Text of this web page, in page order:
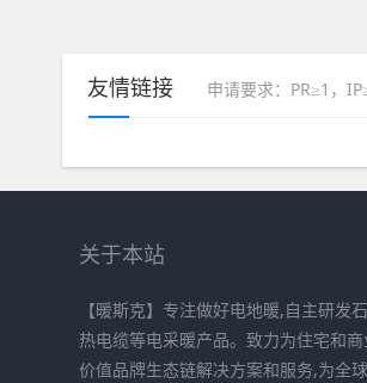
友情链接 申请要求：PR≥1，
关于本站
【暖斯克】专注做好电地暖,自主研
热电缆等电采暖产品。致力为住宅和
价值品牌生态链解决方案和服务,为全